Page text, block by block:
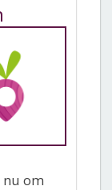
nu om